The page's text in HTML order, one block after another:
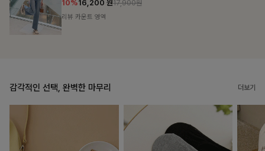
감각적인 선택, 완벽한 마무리 더보기